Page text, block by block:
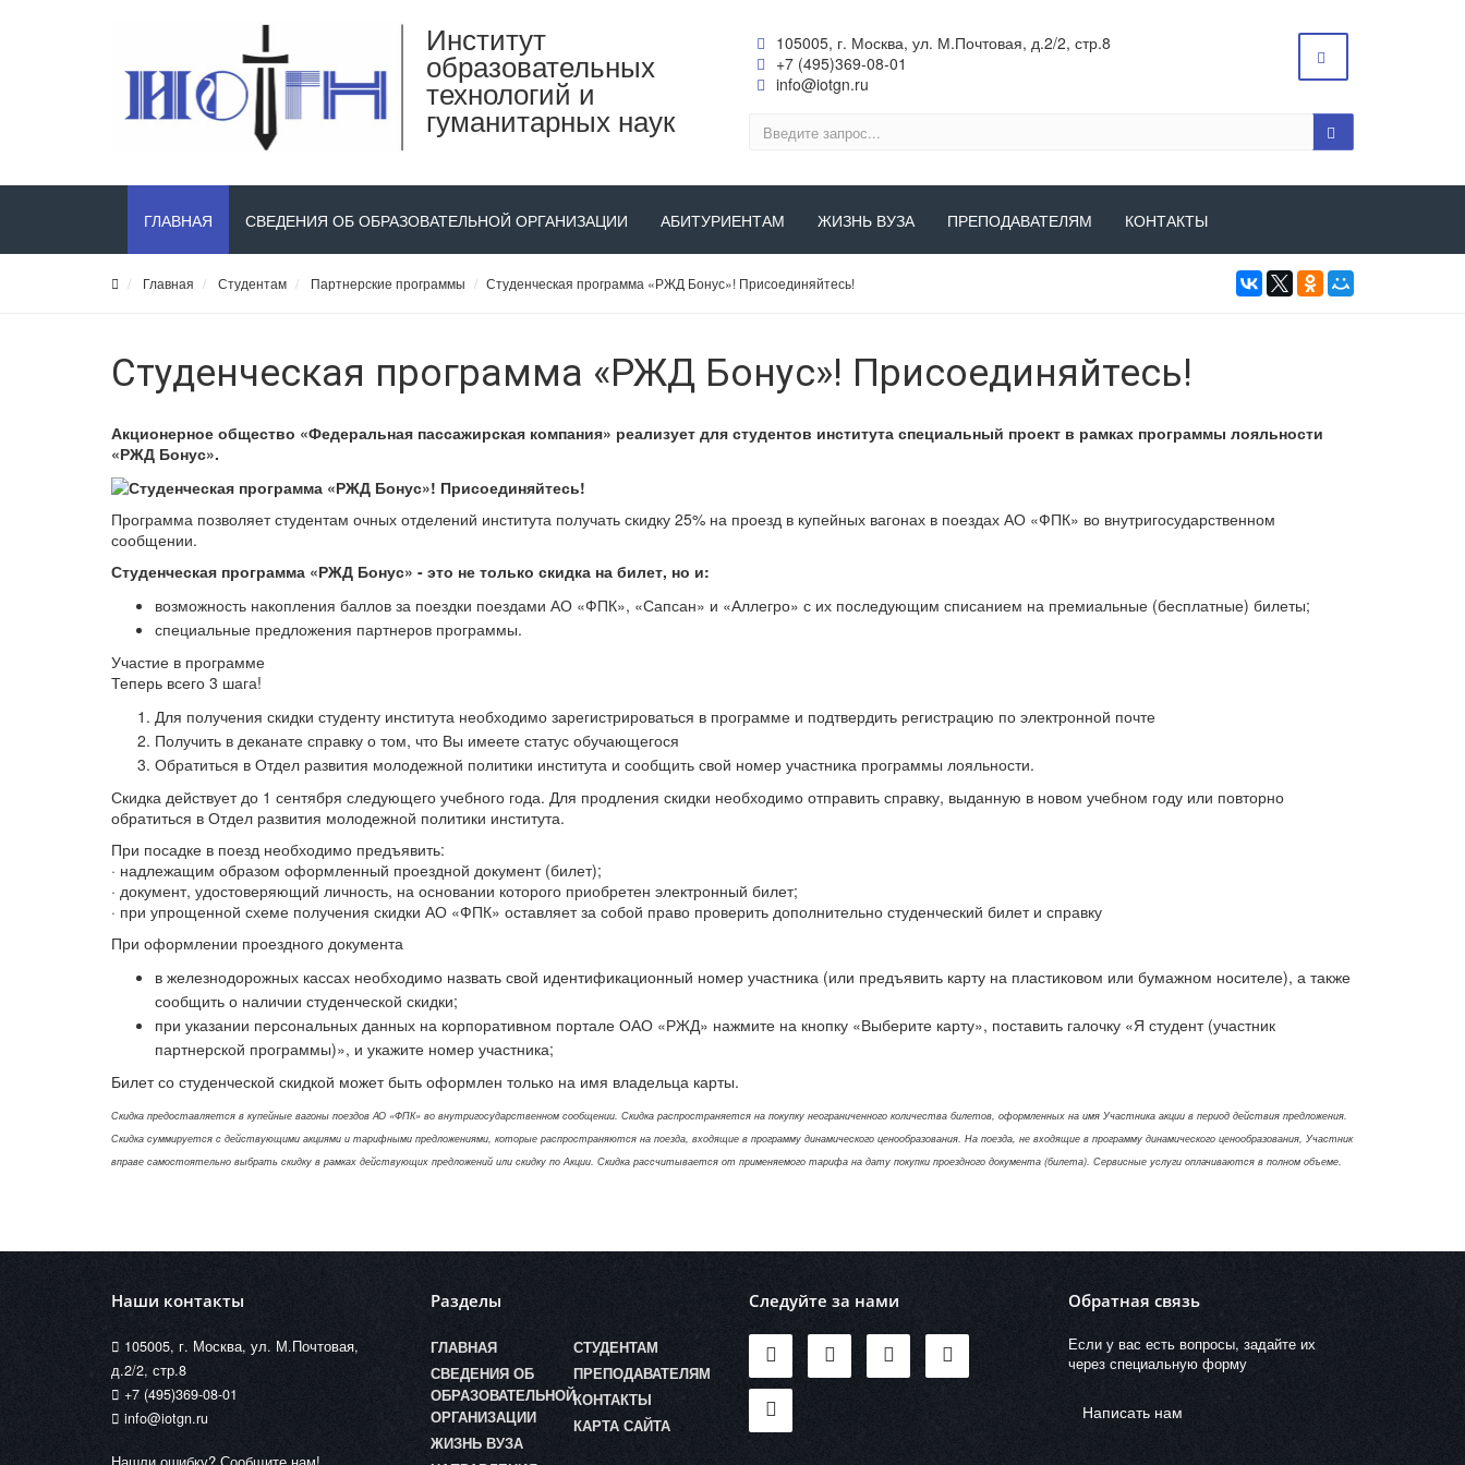
Институт
образовательных
технологий и
гуманитарных наук
105005, г. Москва, ул. М.Почтовая, д.2/2, стр.8
+7 (495)369-08-01
info@iotgn.ru
ГЛАВНАЯ СВЕДЕНИЯ ОБ ОБРАЗОВАТЕЛЬНОЙ ОРГАНИЗАЦИИ АБИТУРИЕНТАМ ЖИЗНЬ ВУЗА ПРЕПОДАВАТЕЛЯМ КОНТАКТЫ
Главная Студентам Партнерские программы Студенческая программа «РЖД Бонус»! Присоединяйтесь!
Студенческая программа «РЖД Бонус»! Присоединяйтесь!
Акционерное общество «Федеральная пассажирская компания» реализует для студентов института специальный проект в рамках программы лояльности
«РЖД Бонус».
Программа позволяет студентам очных отделений института получать скидку 25% на проезд в купейных вагонах в поездах АО «ФПК» во внутригосударственном
сообщении.
Студенческая программа «РЖД Бонус» - это не только скидка на билет, но и:
возможность накопления баллов за поездки поездами АО «ФПК», «Сапсан» и «Аллегро» с их последующим списанием на премиальные (бесплатные) билеты;
специальные предложения партнеров программы.
Участие в программе
Теперь всего 3 шага!
Для получения скидки студенту института необходимо зарегистрироваться в программе и подтвердить регистрацию по электронной почте
Получить в деканате справку о том, что Вы имеете статус обучающегося
Обратиться в Отдел развития молодежной политики института и сообщить свой номер участника программы лояльности.
Скидка действует до 1 сентября следующего учебного года. Для продления скидки необходимо отправить справку, выданную в новом учебном году или повторно
обратиться в Отдел развития молодежной политики института.
При посадке в поезд необходимо предъявить:
· надлежащим образом оформленный проездной документ (билет);
· документ, удостоверяющий личность, на основании которого приобретен электронный билет;
· при упрощенной схеме получения скидки АО «ФПК» оставляет за собой право проверить дополнительно студенческий билет и справку
При оформлении проездного документа
в железнодорожных кассах необходимо назвать свой идентификационный номер участника (или предъявить карту на пластиковом или бумажном носителе), а также
сообщить о наличии студенческой скидки;
при указании персональных данных на корпоративном портале ОАО «РЖД» нажмите на кнопку «Выберите карту», поставить галочку «Я студент (участник
партнерской программы)», и укажите номер участника;
Билет со студенческой скидкой может быть оформлен только на имя владельца карты.
Скидка предоставляется в купейные вагоны поездов АО «ФПК» во внутригосударственном сообщении. Скидка распространяется на покупку неограниченного количества билетов, оформленных на имя Участника акции в период действия предложения.
Скидка суммируется с действующими акциями и тарифными предложениями, которые распространяются на поезда, входящие в программу динамического ценообразования. На поезда, не входящие в программу динамического ценообразования, Участник
вправе самостоятельно выбрать скидку в рамках действующих предложений или скидку по Акции. Скидка рассчитывается от применяемого тарифа на дату покупки проездного документа (билета). Сервисные услуги оплачиваются в полном объеме.
Наши контакты
105005, г. Москва, ул. М.Почтовая,
д.2/2, стр.8
+7 (495)369-08-01
info@iotgn.ru
Разделы
ГЛАВНАЯ
СВЕДЕНИЯ ОБ
ОБРАЗОВАТЕЛЬНОЙ
ОРГАНИЗАЦИИ
ЖИЗНЬ ВУЗА
СТУДЕНТАМ
ПРЕПОДАВАТЕЛЯМ
КОНТАКТЫ
КАРТА САЙТА
Следуйте за нами Обратная связь
Если у вас есть вопросы, задайте их
через специальную форму
Написать нам